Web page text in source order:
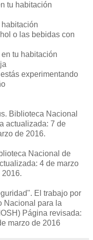
tu habitación
o las bebidas con
tu habitación
experimentando
Biblioteca Nacional
actualizada: 7 de
de 2016.
Nacional de
4 de marzo
2016.
El trabajo por
Nacional para la
Página revisada:
marzo de 2016